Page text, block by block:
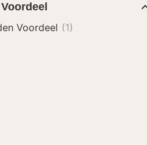
Voordeel (1)